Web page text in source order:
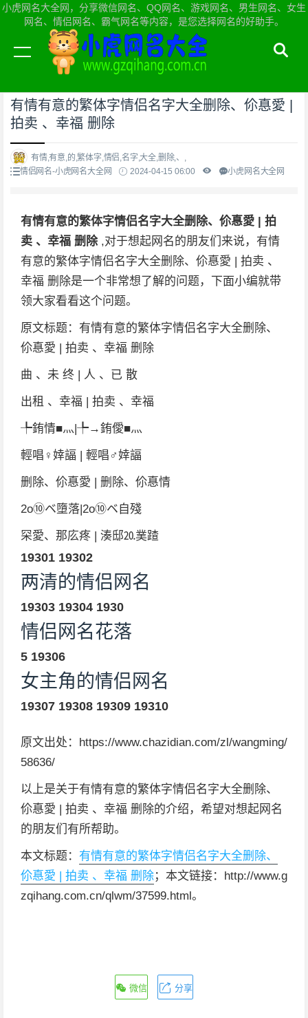
小虎网名大全网，分享微信网名、QQ网名、游戏网名、男生网名、女生
网名、情侣网名、霸气网名等内容，是您选择网名的好助手。
当前位置：小虎网名大全网首页>情侣网名
有情有意的繁体字情侣名字大全删除、伱惪愛 |
拍卖 、幸福 删除
有情,有意,的,繁体字,情侣,名字,大全,删除,、,
情侣网名-小虎网名大全网
2024-04-15 06:00 小虎网名大全网
有情有意的繁体字情侣名字大全删除、伱惪愛 | 拍
卖 、幸福 删除 ,对于想起网名的朋友们来说，有情
有意的繁体字情侣名字大全删除、伱惪愛 | 拍卖 、
幸福 删除是一个非常想了解的问题，下面小编就带
领大家看看这个问题。
原文标题：有情有意的繁体字情侣名字大全删除、
伱惪愛 | 拍卖 、幸福 删除
曲 、未 终 | 人 、已 散
出租 、幸福 | 拍卖 、幸福
╄銪情■灬|╄→銪僾■灬
輕唱♀婞諨 | 輕唱♂婞諨
删除、伱惪愛 | 删除、伱惪情
2o⑩ベ墮落|2o⑩ベ自殘
罙愛、那庅疼 | 湊邸⒛菐蹅
19301 19302
两清的情侣网名
19303 19304 1930
情侣网名花落
5 19306
女主角的情侣网名
19307 19308 19309 19310
原文出处：https://www.chazidian.com/zl/wangming/
58636/
以上是关于有情有意的繁体字情侣名字大全删除、
伱惪愛 | 拍卖 、幸福 删除的介绍，希望对想起网名
的朋友们有所帮助。
本文标题： 有情有意的繁体字情侣名字大全删除、
伱惪愛 | 拍卖 、幸福 删除；本文链接：http://www.g
zqihang.com.cn/qlwm/37599.html。
微信 分享